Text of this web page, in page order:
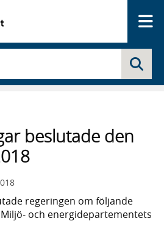
beslutade den
regeringen om följande
och energidepartementets